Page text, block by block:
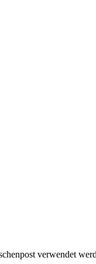
verwendet